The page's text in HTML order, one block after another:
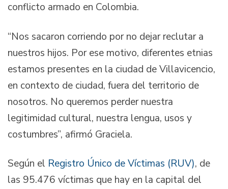
conflicto armado en Colombia.
“Nos sacaron corriendo por no dejar reclutar a
nuestros hijos. Por ese motivo, diferentes etnias
estamos presentes en la ciudad de Villavicencio,
en contexto de ciudad, fuera del territorio de
nosotros. No queremos perder nuestra
legitimidad cultural, nuestra lengua, usos y
costumbres”, afirmó Graciela.
Según el Registro Único de Víctimas (RUV), de
las 95.476 víctimas que hay en la capital del